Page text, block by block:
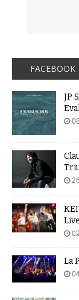
FACEBOOK
JP
La